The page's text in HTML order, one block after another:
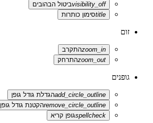
visibility_offביטול הבהובים
titleסימון כותרות
זום
zoom_inהתקרב
zoom_outהתרחק
גופנים
add_circle_outlineהגדלת גודל גופן
remove_circle_outlineהקטנת גודל גופן
spellcheckגופן קריא